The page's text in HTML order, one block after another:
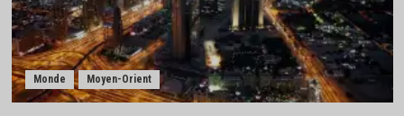
Monde Moyen-Orient